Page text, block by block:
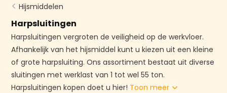
Hijsmiddelen
Harpsluitingen
Harpsluitingen vergroten de veiligheid op de werkvloer.
Afhankelijk van het hijsmiddel kunt u kiezen uit een kleine
of grote harpsluiting. Ons assortiment bestaat uit diverse
sluitingen met werklast van 1 tot wel 55 ton.
Harpsluitingen kopen doet u hier! Toon meer